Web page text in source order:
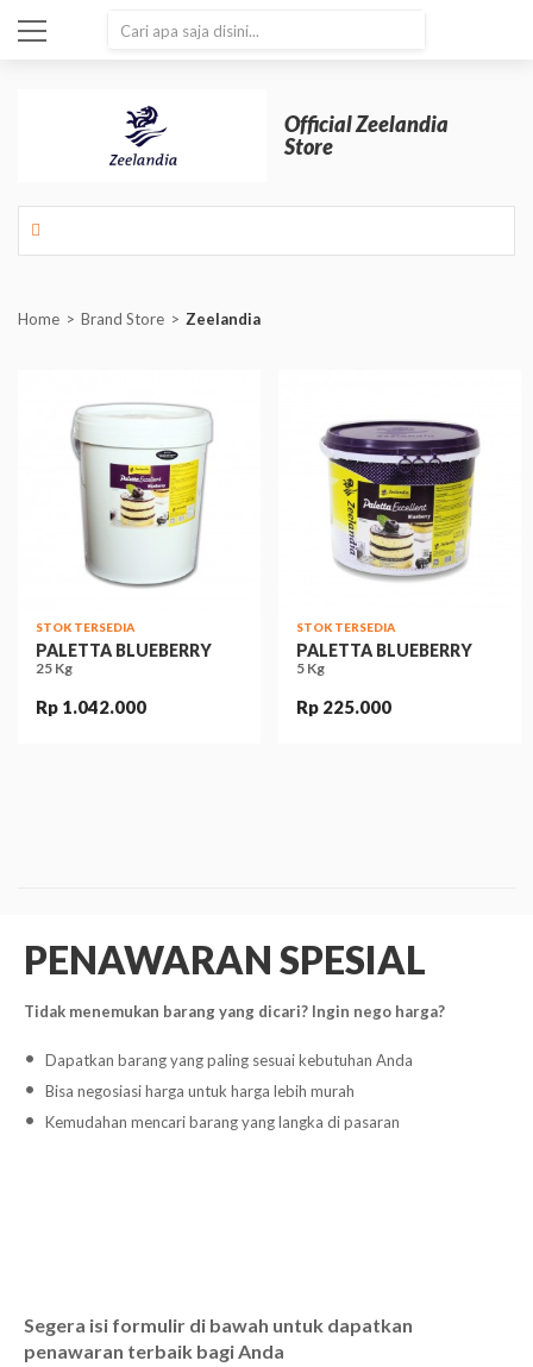
Official Zeelandia
Store
Home Brand Store Zeelandia
STOK TERSEDIA
PALETTA BLUEBERRY
25 Kg
Rp 1.042.000
STOK TERSEDIA
PALETTA BLUEBERRY
5 Kg
Rp 225.000
PENAWARAN SPESIAL
Tidak menemukan barang yang dicari? Ingin nego harga?
Dapatkan barang yang paling sesuai kebutuhan Anda
Bisa negosiasi harga untuk harga lebih murah
Kemudahan mencari barang yang langka di pasaran
Segera isi formulir di bawah untuk dapatkan
penawaran terbaik bagi Anda